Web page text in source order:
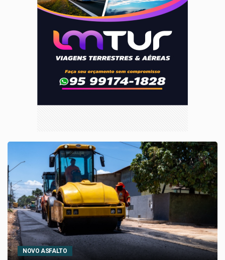
NOVO ASFALTO